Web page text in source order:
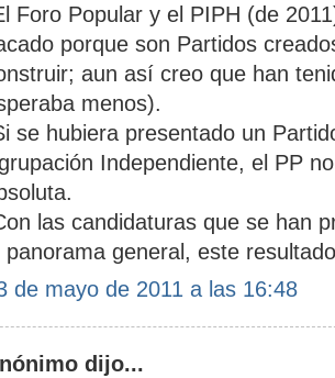
Foro Popular y el PIPH (de
porque son Partidos
aun así creo que han
menos).
se hubiera presentado un
Independiente, el PP
las candidaturas que se han
panorama general, este
de mayo de 2011 a las 16:48
dijo...